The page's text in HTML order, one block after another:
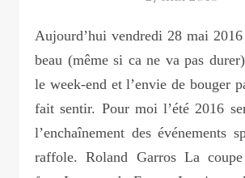
Aujourd’hui vendredi 28 mai 2016 : il fait plutôt
beau (même si ca ne va pas
le week-end et l’envie de bouger
fait sentir. Pour moi l’été 2016
l’enchaînement des événements
raffole. Roland Garros La